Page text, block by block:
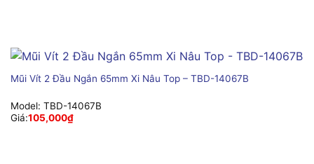
Mũi Vít 2 Đầu Ngắn 65mm Xi Nâu Top – TBD-14067B
Model: TBD-14067B
Giá:105,000₫